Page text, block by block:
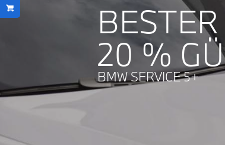
20 %
BMW SERVICE 5+